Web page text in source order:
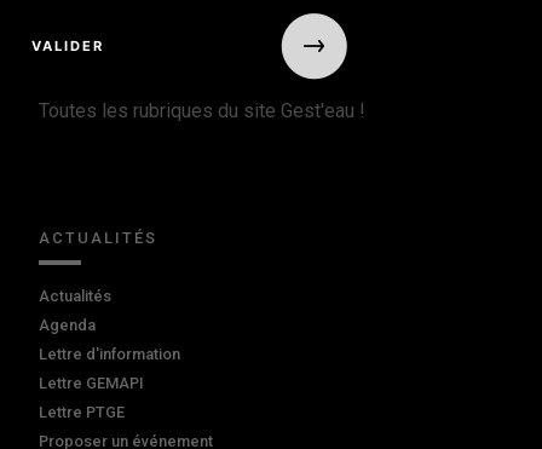
Toutes les rubriques du site Gest'eau !
ACTUALITÉS
Actualités
Agenda
Lettre d'information
Lettre GEMAPI
Lettre PTGE
Proposer un événement